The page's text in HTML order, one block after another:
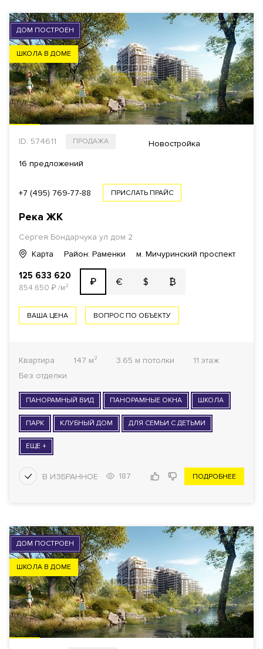
ДОМ ПОСТРОЕН
ШКОЛА В ДОМЕ
ID: 574611 ПРОДАЖА Новостройка
16 предложений
+7 (495) 769-77-88 ПРИСЛАТЬ ПРАЙС
Река ЖК
Сергея Бондарчука ул дом 2
Карта
Район: Раменки м. Мичуринский проспект
125 633 620
854 650 ₽/м² ₽ € $ ₿
ВАША ЦЕНА ВОПРОС ПО ОБЪЕКТУ
Квартира 147 м² 3.65 м потолки
11 этаж
Без отделки
ПАНОРАМНЫЙ ВИД ПАНОРАМНЫЕ ОКНА ШКОЛА
ПАРК КЛУБНЫЙ ДОМ ДЛЯ СЕМЬИ С ДЕТЬМИ
ЕЩЕ +
187 ПОДРОБНЕЕ
ДОМ ПОСТРОЕН
ШКОЛА В ДОМЕ